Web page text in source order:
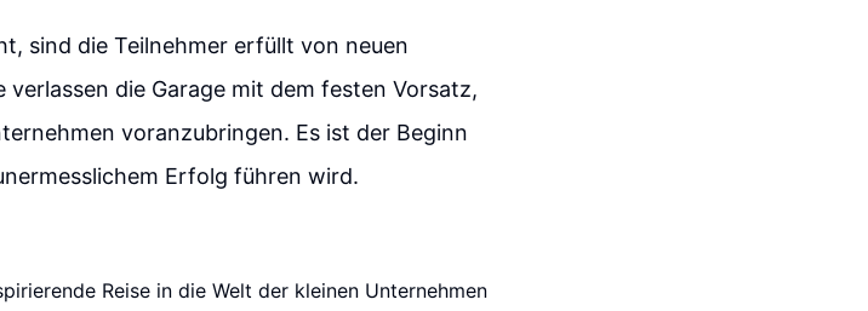
sind die Teilnehmer erfüllt von neuen
die Garage mit dem festen Vorsatz,
voranzubringen. Es ist der Beginn
Erfolg führen wird.